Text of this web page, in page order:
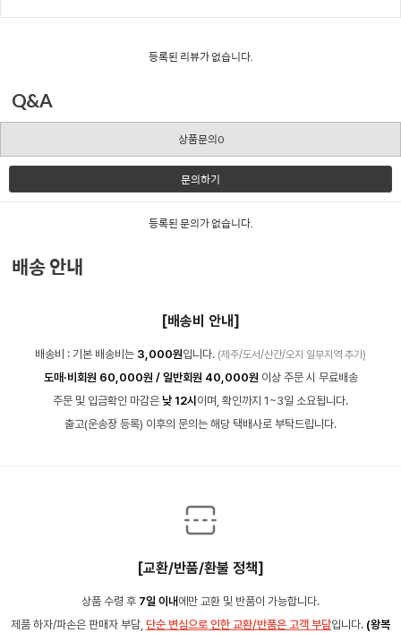
등록된 리뷰가 없습니다.
Q&A
상품문의0
문의하기
등록된 문의가 없습니다.
배송 안내
[배송비 안내]
배송비 : 기본 배송비는 3,000원입니다. (제주/도서/산간/오지 일부지역 추가)
도매·비회원 60,000원 / 일반회원 40,000원 이상 주문 시 무료배송
주문 및 입금확인 마감은 낮 12시 이며, 확인까지 1~3일 소요됩니다.
출고(운송장 등록) 이후의 문의는 해당 택배사로 부탁드립니다.
[교환/반품/환불 정책]
상품 수령 후 7일 이내 에만 교환 및 반품이 가능합니다.
제품 하자/파손은 판매자 부담, 단순 변심으로 인한 교환/반품은 고객 부담입니다. (왕복